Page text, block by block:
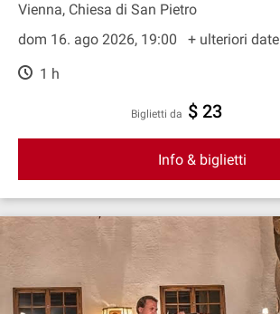
Vienna, Chiesa di San Pietro
dom 16. ago 2026, 19:00
+ ulteriori date
1 h
Biglietti da $ 23
Info & biglietti